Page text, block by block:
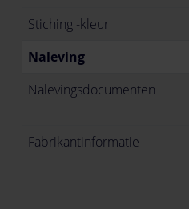
Stiching -kleur
Naleving
Nalevingsdocumenten
Fabrikantinformatie